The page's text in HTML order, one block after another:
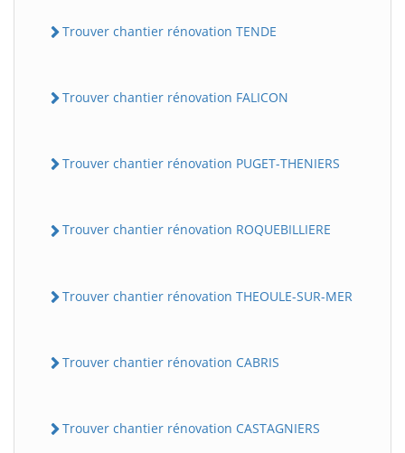
Trouver chantier rénovation TENDE
Trouver chantier rénovation FALICON
Trouver chantier rénovation PUGET-THENIERS
Trouver chantier rénovation ROQUEBILLIERE
Trouver chantier rénovation THEOULE-SUR-MER
Trouver chantier rénovation CABRIS
Trouver chantier rénovation CASTAGNIERS